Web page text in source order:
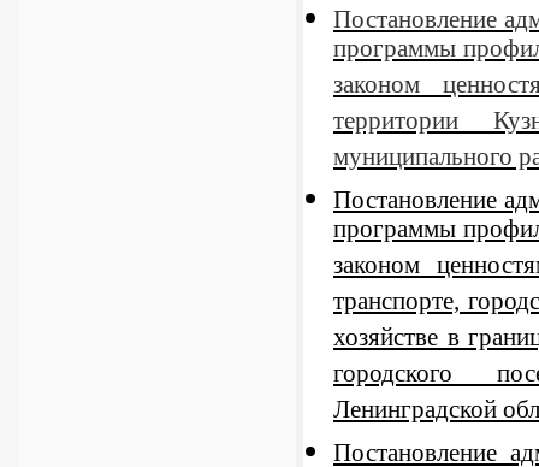
Постановление
программы
законом
территории
муниципального
Постановление
программы
законом
транспорте,
хозяйстве в
городского
Ленинградской
Постановление